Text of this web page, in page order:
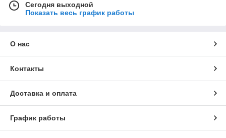
Сегодня выходной
Показать весь график работы
О нас
Контакты
Доставка и оплата
График работы